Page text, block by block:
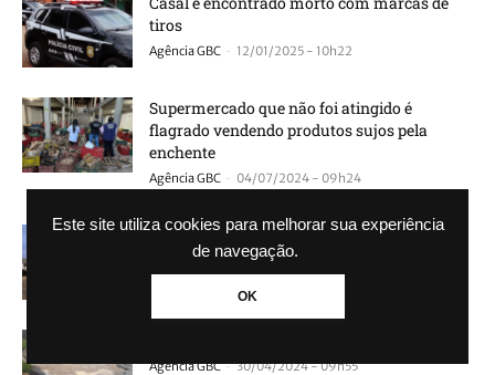
Este site utiliza cookies para melhorar sua experiência
de navegação.
OK
tiros
Agência GBC - 12/01/2025 - 10h22
Supermercado que não foi atingido é
flagrado vendendo produtos sujos pela
enchente
Agência GBC - 04/07/2024 - 09h24
Polícia faz operação para combater
homicídios em Canoas
Agência GBC - 30/04/2024 - 09h55